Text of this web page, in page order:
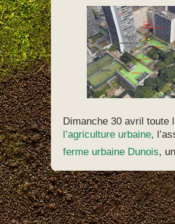
Dimanche 30 avril
l’agriculture urbaine,
ferme urbaine Dunois,